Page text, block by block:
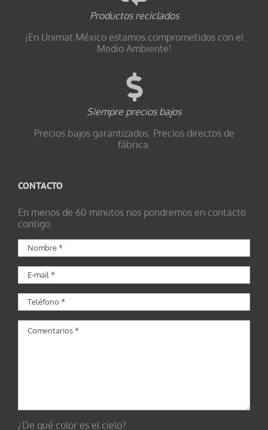
Productos reciclados
¡En Unimat México estamos comprometidos con el
Medio Ambiente!
Siempre precios bajos
Precios bajos garantizados. Precios directos de
fábrica.
CONTACTO
En menos de 60 minutos nos pondremos en contacto
contigo
¿De qué color es el cielo?